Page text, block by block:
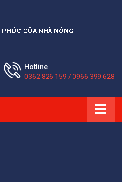
Hotline
0362 826 159 / 0966 399 628